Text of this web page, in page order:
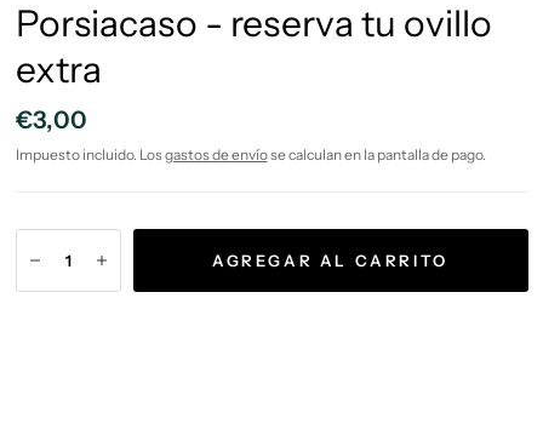
Porsiacaso - reserva tu ovillo
extra
€3,00
Impuesto incluido. Losgastos de envíose calculan en la pantalla de pago.
AGREGAR AL CARRITO